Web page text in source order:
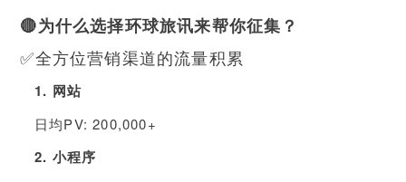
🔴为什么选择环球旅讯来帮你征集？
✅全方位营销渠道的流量积累
1. 网站
日均PV: 200,000+
2. 小程序